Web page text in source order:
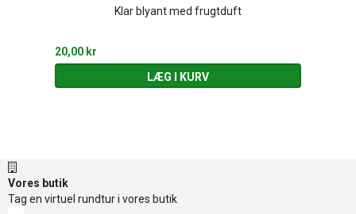
Klar blyant med frugtduft
20,00 kr
LÆG I KURV
Vores butik
Tag en virtuel rundtur i vores butik